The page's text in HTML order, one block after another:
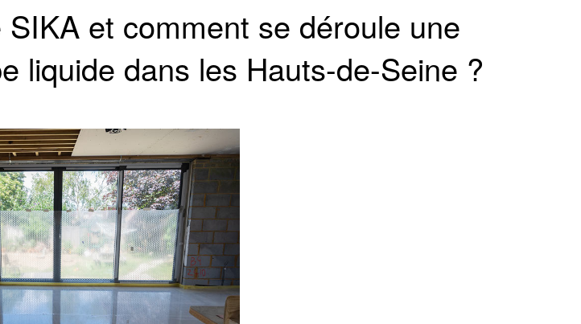
SIKA et comment se déroule une
liquide dans les Hauts-de-Seine ?